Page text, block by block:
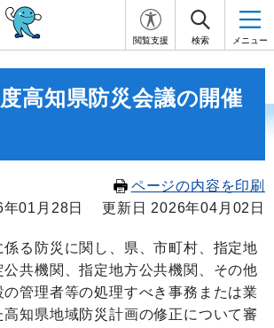
閲覧支援 検索 メニュー
高知県防災会議の開催
ページの内容を印刷
01月28日
更新日 2026年04月02日
る防災に関し、県、市町村、指定地
共機関、指定地方公共機関、その他
の管理者等の処理すべき事務または業
知県地域防災計画の修正について審